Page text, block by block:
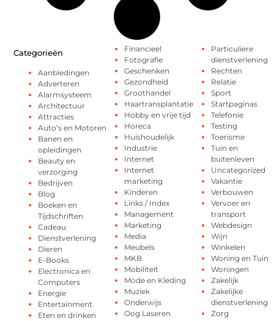
Categorieën
Aanbiedingen
Adverteren
Alarmsysteem
Architectuur
Attracties
Auto’s en Motoren
Banen en
opleidingen
Beauty en
verzorging
Bedrijven
Blog
Boeken en
Tijdschriften
Cadeau
Dienstverlening
Dieren
E-Books
Electronica en
Computers
Energie
Entertainment
Eten en drinken
Financieel
Fotografie
Geschenken
Gezondheid
Groothandel
Haartransplantatie
Hobby en vrije tijd
Horeca
Huishoudelijk
Industrie
Internet
Internet
marketing
Kinderen
Links / Index
Management
Marketing
Media
Meubels
MKB
Mobiliteit
Mode en Kleding
Muziek
Onderwijs
Oog Laseren
Particuliere
dienstverlening
Rechten
Relatie
Sport
Startpaginas
Telefonie
Testing
Toerisme
Tuin en
buitenleven
Uncategorized
Vakantie
Verbouwen
Vervoer en
transport
Webdesign
Wijn
Winkelen
Woning en Tuin
Woningen
Zakelijk
Zakelijke
dienstverlening
Zorg